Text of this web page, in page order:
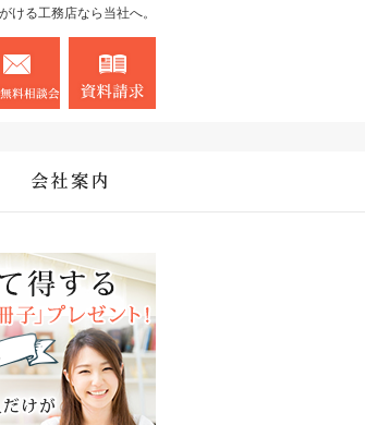
ける工務店なら当社へ。
090-8765-4449
営業時間8:00～18:00 定休日：お盆・お正月